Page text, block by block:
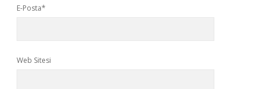
E-Posta*
Web Sitesi